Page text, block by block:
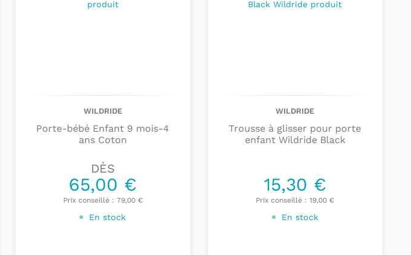
WILDRIDE
Porte-bébé Enfant 9 mois-4
ans Coton
DÈS
65,00 €
Prix conseillé : 79,00 €
En stock
WILDRIDE
Trousse à glisser pour porte
enfant Wildride Black
15,30 €
Prix conseillé :19,00 €
En stock